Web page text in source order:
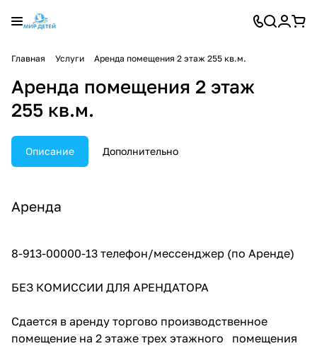
Главная Услуги Аренда помещения 2 этаж 255 кв.м.
Аренда помещения 2 этаж
255 кв.м.
Описание Дополнительно
Аренда
8-913-00000-13 телефон/мессенджер (по Аренде)
БЕЗ КОМИССИИ ДЛЯ АРЕНДАТОРА
Сдается в аренду торгово производственное
помещение на 2 этаже трех этажного помещения